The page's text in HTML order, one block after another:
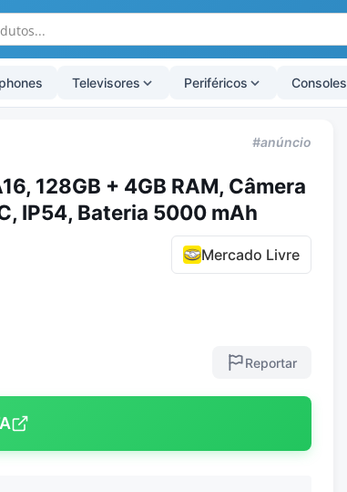
Televisores Periféricos Consoles
#anúncio
128GB + 4GB RAM, Câmera
IP54, Bateria 5000 mAh
Mercado Livre
Reportar